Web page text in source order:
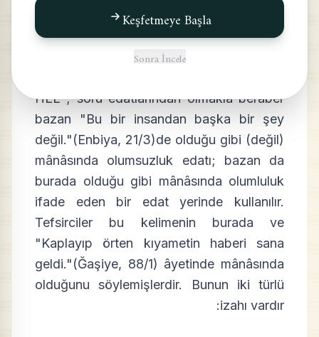
HEL ; soru edatlarından olmakla beraber
bazan "Bu bir insandan başka bir şey
değil."(Enbiya, 21/3)de olduğu gibi (değil)
mânâsında olumsuzluk edatı; bazan da
burada olduğu gibi mânâsında olumluluk
ifade eden bir edat yerinde kullanılır.
Tefsirciler bu kelimenin burada ve
"Kaplayıp örten kıyametin haberi sana
geldi."(Ğaşiye, 88/1) âyetinde mânâsında
olduğunu söylemişlerdir. Bunun iki türlü
izahı vardır:
Keşfetmeye Başla
Sonra İncele